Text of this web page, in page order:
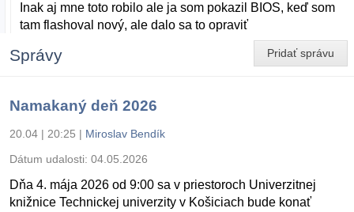
Inak aj mne toto robilo ale ja som pokazil BIOS, keď som
tam flashoval nový, ale dalo sa to opraviť
Pridať správu
Správy
Namakaný deň 2026
20.04 | 20:25 | Miroslav Bendík
Dátum udalosti: 04.05.2026
Dňa 4. mája 2026 od 9:00 sa v priestoroch Univerzitnej
knižnice Technickej univerzity v Košiciach bude konať